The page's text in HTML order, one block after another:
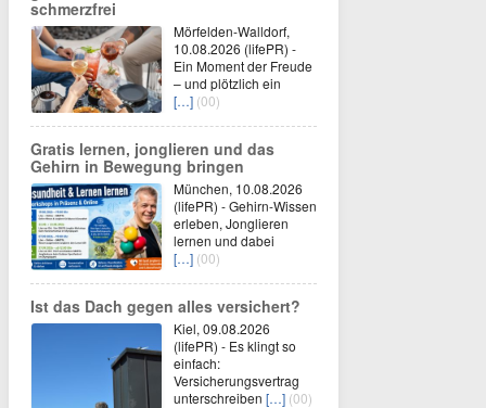
schmerzfrei
Mörfelden-Walldorf,
10.08.2026 (lifePR) -
Ein Moment der Freude
– und plötzlich ein
[…] (00)
Gratis lernen, jonglieren und das
Gehirn in Bewegung bringen
München, 10.08.2026
(lifePR) - Gehirn-Wissen
erleben, Jonglieren
lernen und dabei
[…] (00)
Ist das Dach gegen alles versichert?
Kiel, 09.08.2026
(lifePR) - Es klingt so
einfach:
Versicherungsvertrag
unterschreiben […] (00)